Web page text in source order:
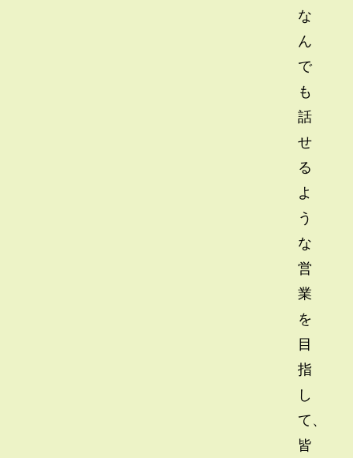
な
ん
で
も
話
せ
る
よ
う
な
営
業
を
目
指
し
て、
皆